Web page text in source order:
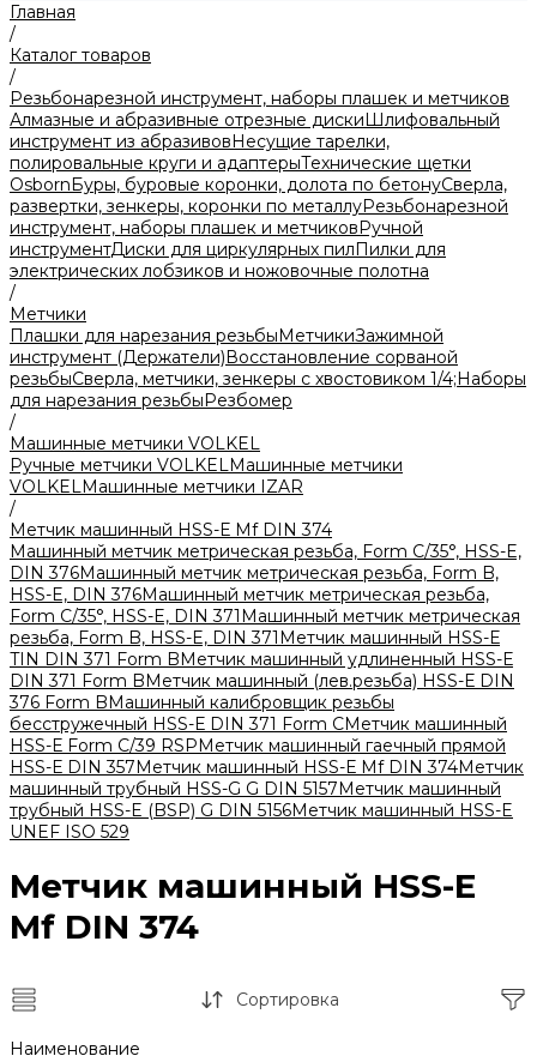
Главная
/
Каталог товаров
/
Резьбонарезной инструмент, наборы плашек и метчиков
Алмазные и абразивные отрезные дискиШлифовальный
инструмент из абразивовНесущие тарелки,
полировальные круги и адаптерыТехнические щетки
OsbornБуры, буровые коронки, долота по бетонуСверла,
развертки, зенкеры, коронки по металлуРезьбонарезной
инструмент, наборы плашек и метчиковРучной
инструментДиски для циркулярных пилПилки для
электрических лобзиков и ножовочные полотна
/
Метчики
Плашки для нарезания резьбыМетчикиЗажимной
инструмент (Держатели)Восстановление сорваной
резьбыСверла, метчики, зенкеры с хвостовиком 1/4;Наборы
для нарезания резьбыРезбомер
/
Машинные метчики VOLKEL
Ручные метчики VOLKELМашинные метчики
VOLKELМашинные метчики IZAR
/
Метчик машинный HSS-Е Mf DIN 374
Машинный метчик метрическая резьба, Form С/35°, HSS-E,
DIN 376Машинный метчик метрическая резьба, Form B,
HSS-E, DIN 376Машинный метчик метрическая резьба,
Form С/35°, HSS-E, DIN 371Машинный метчик метрическая
резьба, Form B, HSS-E, DIN 371Метчик машинный HSS-Е
TIN DIN 371 Form BМетчик машинный удлиненный HSS-Е
DIN 371 Form BМетчик машинный (лев.резьба) HSS-Е DIN
376 Form BМашинный калибровщик резьбы
бесстружечный HSS-Е DIN 371 Form CМетчик машинный
HSS-Е Form C/39 RSPМетчик машинный гаечный прямой
HSS-Е DIN 357Метчик машинный HSS-Е Mf DIN 374Метчик
машинный трубный HSS-G G DIN 5157Метчик машинный
трубный HSS-E (BSP) G DIN 5156Метчик машинный HSS-E
UNEF ISO 529
Метчик машинный HSS-Е
Mf DIN 374
Сортировка
Наименование